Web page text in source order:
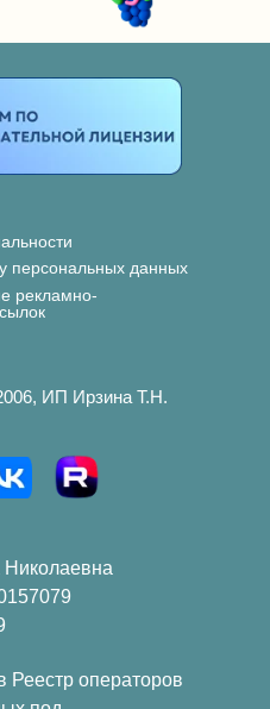
персональных данных
рекламно-
ИП Ирзина Т.Н.
Реестр операторов